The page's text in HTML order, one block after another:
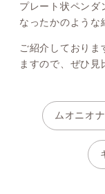
プレート状ペンダ
なったかのような
ご紹介しておりま
ますので、ぜひ見
ムオニオ